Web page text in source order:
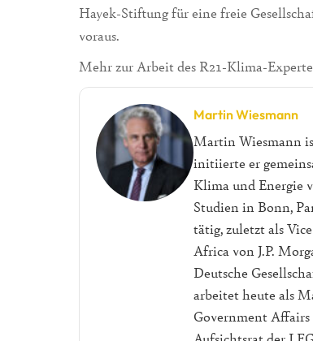
Hayek-Stiftung für eine freie
voraus.
Mehr zur Arbeit des R21-Klima-
Martin Wiesmann
Martin Wiesmann
initiierte er
Klima und Energie
Studien in Bonn,
tätig, zuletzt als
Africa von J.P.
Deutsche
arbeitet heute als
Government